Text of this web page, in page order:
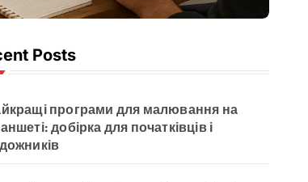
та
роботи
Posts
програми для малювання на
добірка для початківців і